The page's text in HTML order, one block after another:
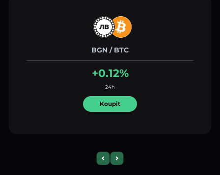
BGN / BTC
+0.12%
24h
Koupit
Previous slide
Next slide